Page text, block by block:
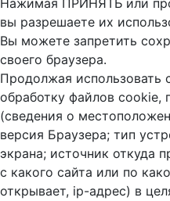
Нажимая ПРИНЯТЬ или
вы разрешаете их
Вы можете запретить
своего браузера.
Продолжая использовать
обработку файлов cookie,
(сведения о
версия Браузера; тип
экрана; источник откуда
с какого сайта или по
открывает, ip-адрес) в